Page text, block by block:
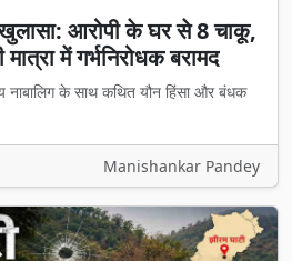
आरोपी के घर से 8 चाकू,
में गर्भनिरोधक बरामद
नाबालिग के साथ कथित यौन हिंसा और बंधक
Manishankar Pandey